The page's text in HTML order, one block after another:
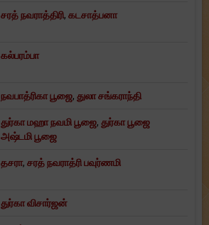
சரத் நவராத்திரி, கடசாத்பனா
கல்பரம்பா
நவபாத்ரிகா பூஜை, துலா சங்கராந்தி
துர்கா மஹா நவமி பூஜை, துர்கா பூஜை
அஷ்டமி பூஜை
தசரா, சரத் நவராத்ரி பவுர்ணமி
துர்கா விசார்ஜன்